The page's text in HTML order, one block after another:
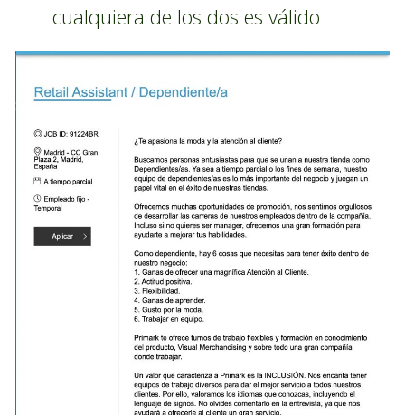
cualquiera de los dos es válido